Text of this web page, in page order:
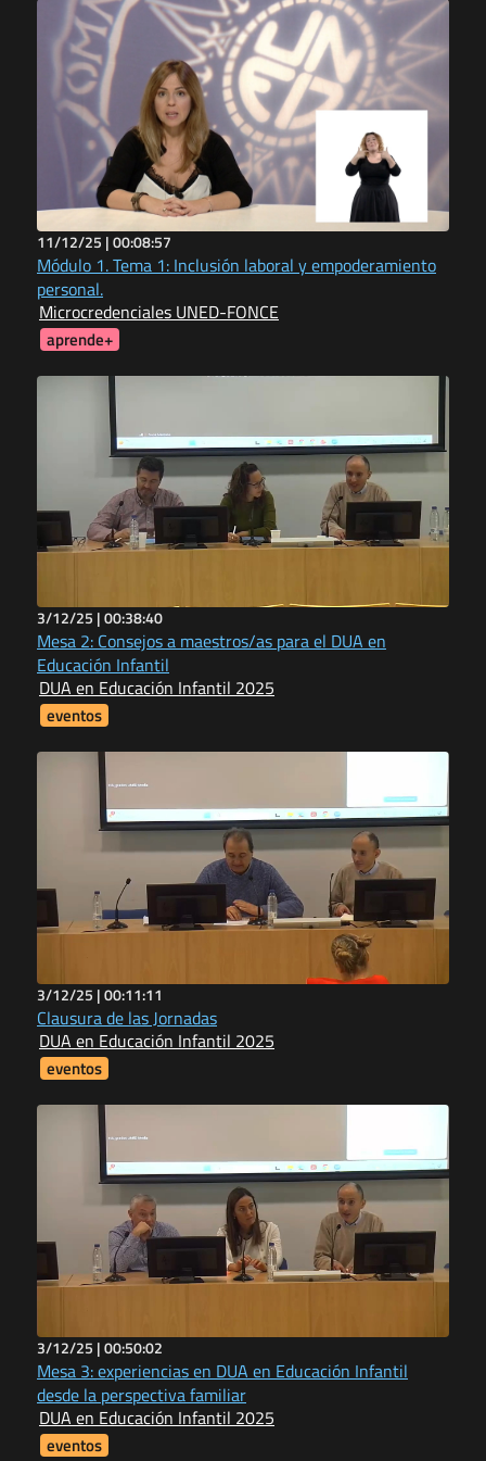
11/12/25 |00:08:57
Módulo 1. Tema 1: Inclusión laboral y empoderamiento
personal.
Microcredenciales UNED-FONCE
aprende+
3/12/25 |00:38:40
Mesa 2: Consejos a maestros/as para el DUA en
Educación Infantil
DUA en Educación Infantil 2025
eventos
3/12/25 |00:11:11
Clausura de las Jornadas
DUA en Educación Infantil 2025
eventos
3/12/25 |00:50:02
Mesa 3: experiencias en DUA en Educación Infantil
desde la perspectiva familiar
DUA en Educación Infantil 2025
eventos